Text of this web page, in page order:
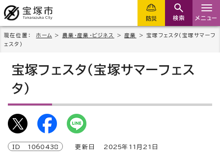
防災 検索 メニュー
現在位置： ホーム > 農業・産業・ビジネス >産業
> 宝塚フェスタ（宝塚サマーフ
ェスタ）
宝塚フェスタ（宝塚サマーフェス
タ）
ID 1060438 更新日 2025年 11 月 21 日